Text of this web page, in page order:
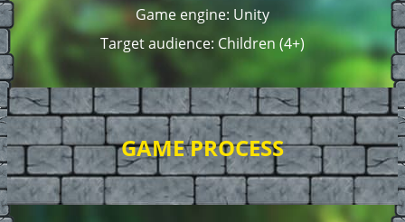
Game engine: Unity
Target audience: Children (4+)
GAME PROCESS